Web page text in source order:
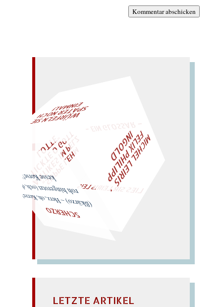
Kommentar abschicken
„
S
U
P
P
E
L
E
H
M
A
N
T
I
K
E
S
I
M
P
E
L
Z
T
I
C
K
T
E
O
G
O
T
T
L
O
T
T
E
"
SCHERZO
(ßkärzo) – Herz, oh, Kerze!
roh hingerotzt (och, der
kesse Korse!) M
I
C
H
E
L
L
E
I
R
I
S
・
F
E
L
I
X
P
H
I
L
I
P
P
I
N
G
O
L
D
LIES SIR LEIRIS LEIS
L!
LETZTE ARTIKEL